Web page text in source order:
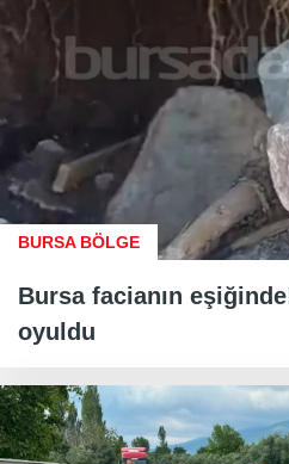
BURSA BÖLGE
Bursa facianın
oyuldu